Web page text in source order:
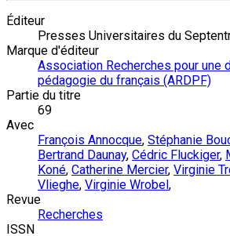
Éditeur
Presses Universitaires du
Marque d'éditeur
Association Recherches pour une
pédagogie du français (ARDPF)
Partie du titre
69
Avec
François Annocque, Stéphanie
Bertrand Daunay, Cédric Fluckiger,
Koné, Catherine Mercier, Virginie
Vlieghe, Virginie Wrobel,
Revue
Recherches
ISSN